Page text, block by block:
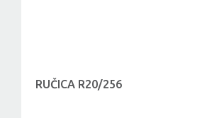
RUČICA R20/256